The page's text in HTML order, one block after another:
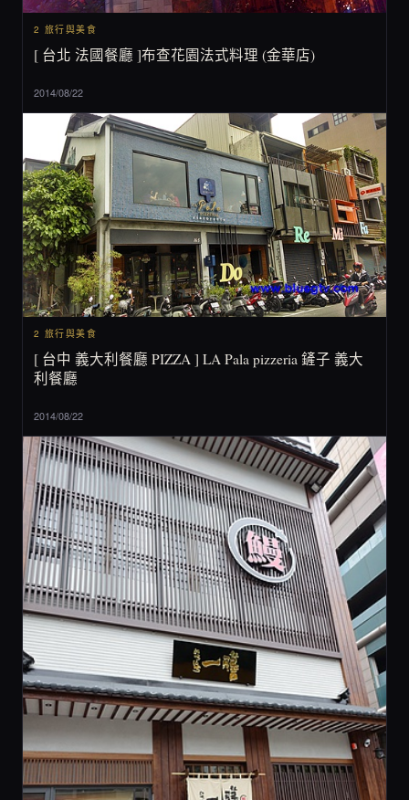
2 旅行與美食
[ 台北 法國餐廳 ]布查花園法式料理 (金華店)
2014/08/22
2 旅行與美食
[ 台中 義大利餐廳 PIZZA ] LA Pala pizzeria 鏟子 義大
利餐廳
2014/08/22